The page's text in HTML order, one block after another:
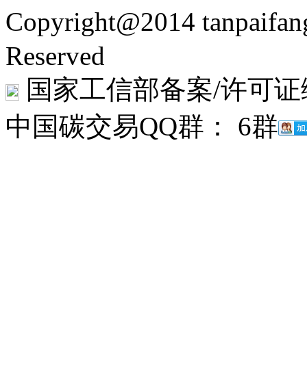
Copyright@2014
Reserved
国家工信部备案/许可
中国碳交易QQ群： 6群